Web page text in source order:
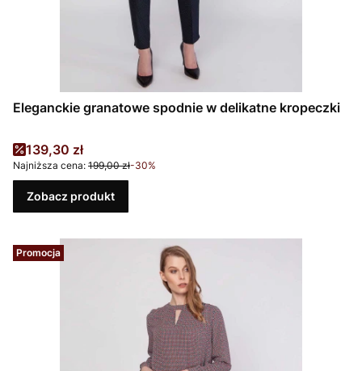
Eleganckie granatowe spodnie w delikatne kropeczki
Cena promocyjna
139,30 zł
Najniższa cena: 199,00 zł-30%
Zobacz produkt
Promocja